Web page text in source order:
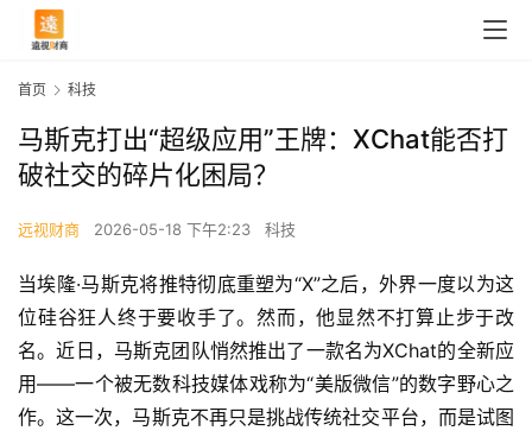
首页 科技
马斯克打出“超级应用”王牌：XChat能否打
破社交的碎片化困局？
远视财商 2026-05-18 下午2:23 科技
当埃隆·马斯克将推特彻底重塑为“X”之后，外界一度以为这
位硅谷狂人终于要收手了。然而，他显然不打算止步于改
名。近日，马斯克团队悄然推出了一款名为XChat的全新应
用——一个被无数科技媒体戏称为“美版微信”的数字野心之
作。这一次，马斯克不再只是挑战传统社交平台，而是试图